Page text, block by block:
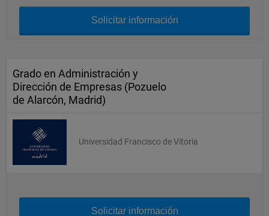
Solicitar información
Grado en Administración y
Dirección de Empresas (Pozuelo
de Alarcón, Madrid)
Universidad Francisco de Vitoria
Solicitar información